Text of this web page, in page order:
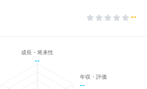
--
成長・将来性
--
年収・評価
--